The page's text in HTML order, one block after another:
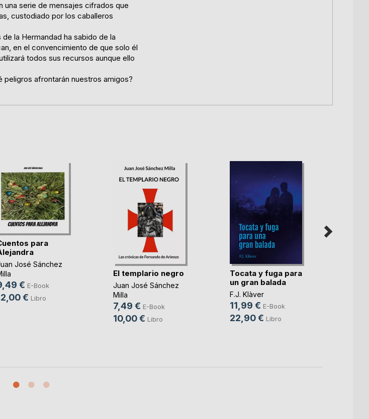
una serie de mensajes cifrados que
custodiado por los caballeros
la Hermandad ha sabido de la
en el convencimiento de que solo él
todos sus recursos aunque ello
peligros afrontarán nuestros amigos?
para
José Sánchez
€ E-Book
€ Libro
El templario negro
Juan José Sánchez
Milla
7,49 € E-Book
10,00 € Libro
Tocata y fuga para
un gran balada
F.J. Klàver
11,99 € E-Book
22,90 € Libro